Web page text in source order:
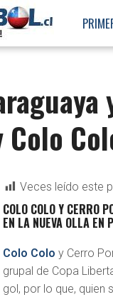
Veces leído este
COLO COLO Y CERRO
EN LA NUEVA OLLA EN
Colo Colo y Cerro
grupal de Copa
gol, por lo que, quien